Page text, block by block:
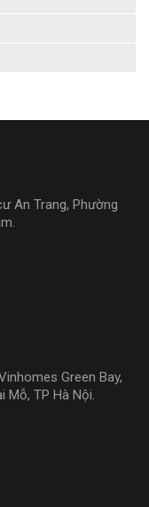
An Trang, Phường
Green Bay,
Mỗ, TP Hà Nội.